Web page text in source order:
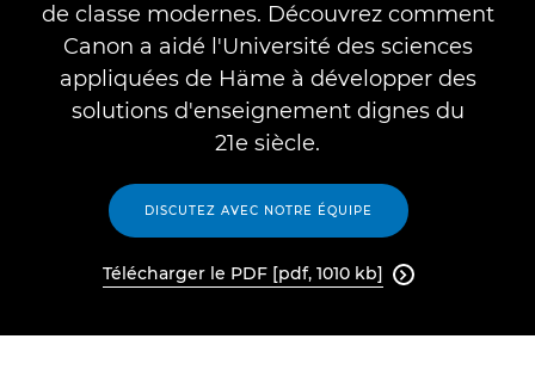
de classe modernes. Découvrez comment
Canon a aidé l'Université des sciences
appliquées de Häme à développer des
solutions d'enseignement dignes du
21e siècle.
DISCUTEZ AVEC NOTRE ÉQUIPE
Télécharger le PDF [pdf, 1010 kb] 